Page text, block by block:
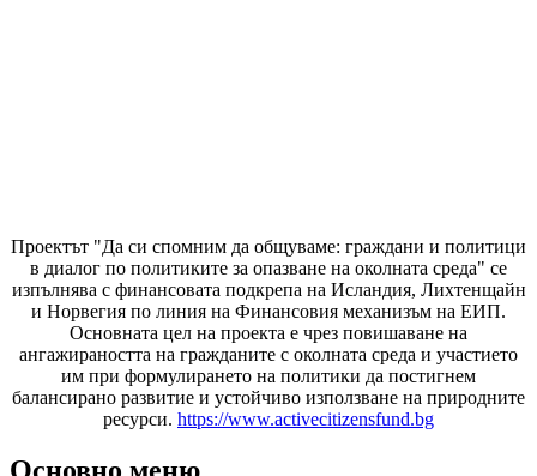
Проектът "Да си спомним да общуваме: граждани и политици
в диалог по политиките за опазване на околната среда" се
изпълнява с финансовата подкрепа на Исландия, Лихтенщайн
и Норвегия по линия на Финансовия механизъм на ЕИП.
Основната цел на проекта е чрез повишаване на
ангажираността на гражданите с околната среда и участието
им при формулирането на политики да постигнем
балансирано развитие и устойчиво използване на природните
ресурси. https://www.activecitizensfund.bg